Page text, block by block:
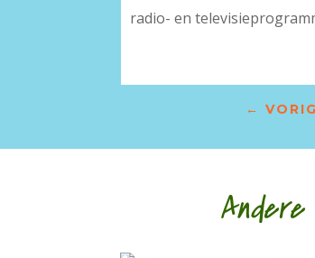
radio- en
←
Andere